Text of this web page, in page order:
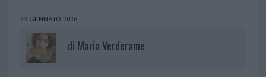
23 GENNAIO 2026
di Maria Verderame